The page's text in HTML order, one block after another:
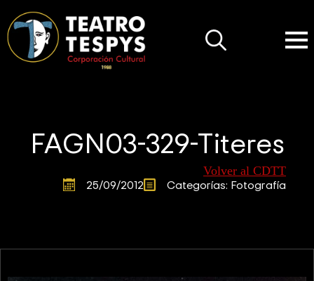
FAGN03-329-Titeres
Volver al CDTT
25/09/2012 Categorías: Fotografía